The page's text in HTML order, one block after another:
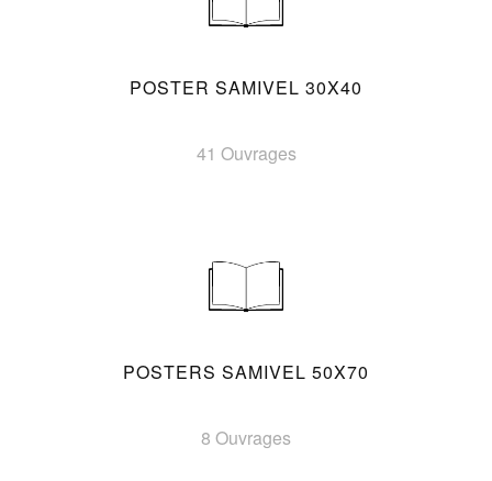
POSTER SAMIVEL 30X40
41 Ouvrages
POSTERS SAMIVEL 50X70
8 Ouvrages